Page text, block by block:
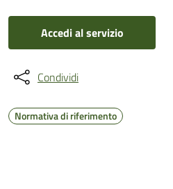
Accedi al servizio
Condividi
Normativa di riferimento